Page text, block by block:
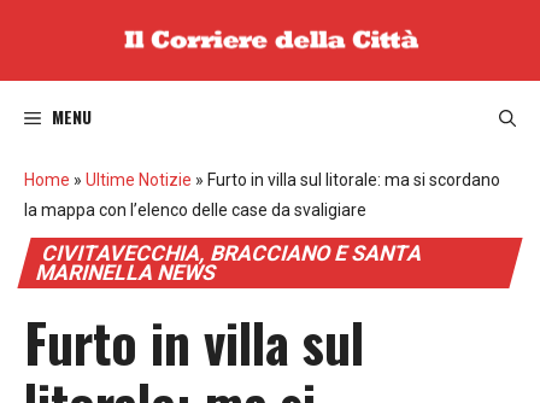
MENU
Home » Ultime Notizie » Furto in villa sul litorale: ma si scordano
la mappa con l’elenco delle case da svaligiare
CIVITAVECCHIA, BRACCIANO E SANTA
MARINELLA NEWS
Furto in villa sul